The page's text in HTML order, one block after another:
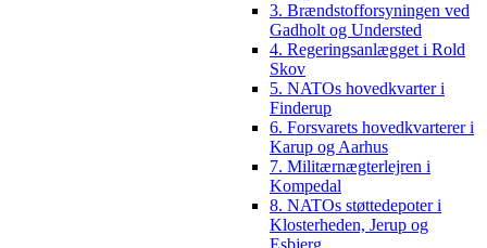
3. Brændstofforsyningen ved
Gadholt og Understed
4. Regeringsanlægget i Rold
Skov
5. NATOs hovedkvarter i
Finderup
6. Forsvarets hovedkvarterer i
Karup og Aarhus
7. Militærnægterlejren i
Kompedal
8. NATOs støttedepoter i
Klosterheden, Jerup og
Esbjerg